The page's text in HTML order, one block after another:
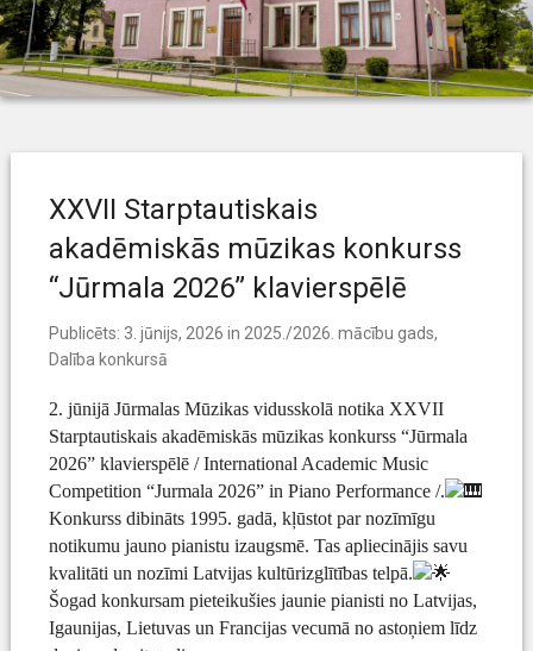
XXVII Starptautiskais
akadēmiskās mūzikas konkurss
“Jūrmala 2026” klavierspēlē
Publicēts: 3. jūnijs, 2026 in 2025./2026. mācību gads,
Dalība konkursā
2. jūnijā Jūrmalas Mūzikas vidusskolā notika XXVII
Starptautiskais akadēmiskās mūzikas konkurss “Jūrmala
2026” klavierspēlē / International Academic Music
Competition “Jurmala 2026” in Piano Performance /.
Konkurss dibināts 1995. gadā, kļūstot par nozīmīgu
notikumu jauno pianistu izaugsmē. Tas apliecinājis savu
kvalitāti un nozīmi Latvijas kultūrizglītības telpā.
Šogad konkursam pieteikušies jaunie pianisti no Latvijas,
Igaunijas, Lietuvas un Francijas vecumā no astoņiem līdz